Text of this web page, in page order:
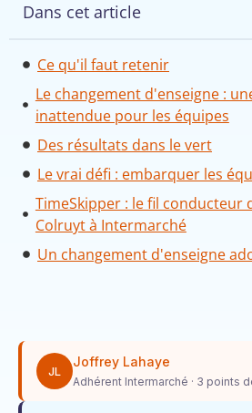
Dans cet article
Ce qu'il faut retenir
Le changement d'enseigne :
inattendue pour les équipes
Des résultats dans le vert
Le vrai défi : embarquer les
TimeSkipper : le fil conducteur
Colruyt à Intermarché
Un changement d'enseigne
JL
Joffrey Lahaye
Adhérent Intermarché · 3 points